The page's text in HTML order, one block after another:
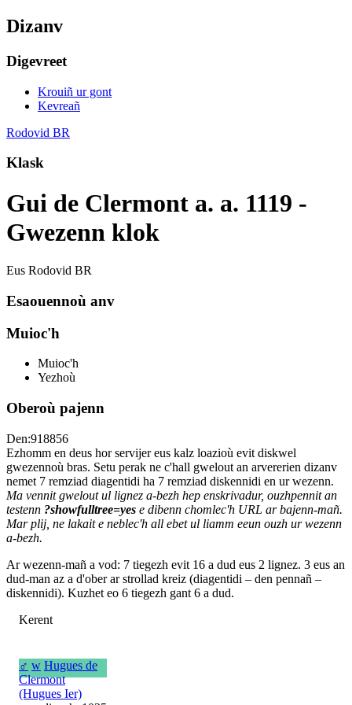
Dizanv
Digevreet
Krouiñ ur gont
Kevreañ
Rodovid BR
Klask
Gui de Clermont a. a. 1119 -
Gwezenn klok
Eus Rodovid BR
Esaouennoù anv
Muioc'h
Muioc'h
Yezhoù
Oberoù pajenn
Den:918856
Ezhomm en deus hor servijer eus kalz loazioù evit diskwel
gwezennoù bras. Setu perak ne c'hall gwelout an arvererien dizanv
nemet 7 remziad diagentidi ha 7 remziad diskennidi en ur wezenn.
Ma vennit gwelout ul lignez a-bezh hep enskrivadur, ouzhpennit an
testenn ?showfulltree=yes e dibenn chomlec'h URL ar bajenn-mañ.
Mar plij, ne lakait e neblec'h all ebet ul liamm eeun ouzh ur wezenn
a-bezh.
Ar wezenn-mañ a vod: 7 tiegezh evit 16 a dud eus 2 lignez. 3 eus an
dud-man az a d'ober ar strollad kreiz (diagentidi – den pennañ –
diskennidi). Kuzhet eo 6 tiegezh gant 6 a dud.
Kerent
♂ w Hugues de
Clermont
(Hugues Ier)